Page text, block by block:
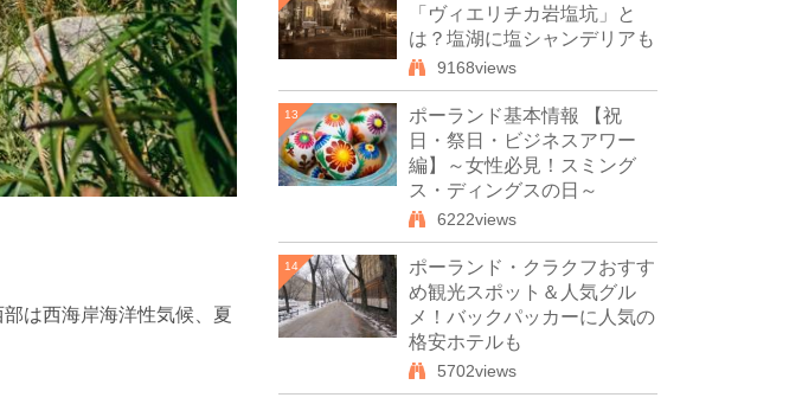
は西海岸海洋性気候、夏
「ヴィエリチカ岩塩坑」と
は？塩湖に塩シャンデリアも
9168views
13
ポーランド基本情報 【祝
日・祭日・ビジネスアワー
編】～女性必見！スミング
ス・ディングスの日～
6222views
14
ポーランド・クラクフおすす
め観光スポット＆人気グル
メ！バックパッカーに人気の
格安ホテルも
5702views